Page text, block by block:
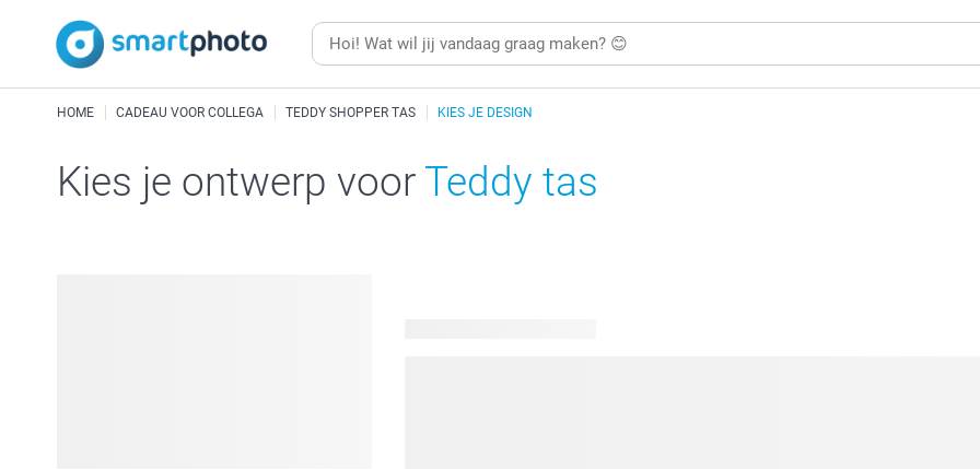
HOME CADEAU VOOR COLLEGA TEDDY SHOPPER TAS KIES JE DESIGN
Kies je ontwerp voor Teddy tas